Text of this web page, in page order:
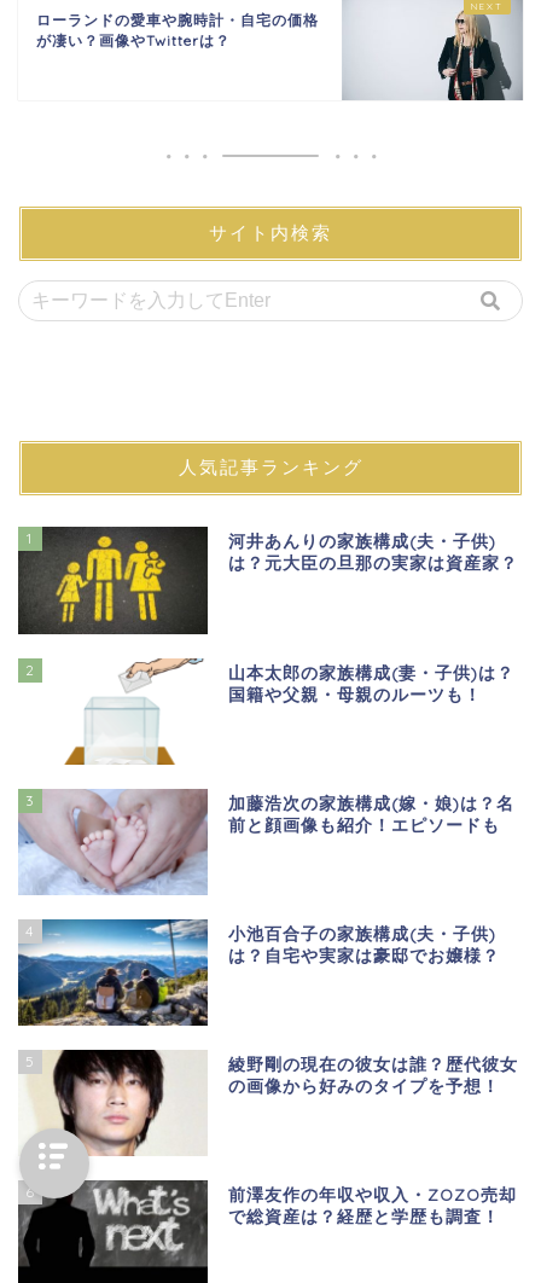
ローランドの愛車や腕時計・自宅の価格
が凄い？画像やTwitterは？
サイト内検索
人気記事ランキング
1
河井あんりの家族構成(夫・子供)
は？元大臣の旦那の実家は資産家？
2
山本太郎の家族構成(妻・子供)は？
国籍や父親・母親のルーツも！
3
加藤浩次の家族構成(嫁・娘)は？名
前と顔画像も紹介！エピソードも
4
小池百合子の家族構成(夫・子供)
は？自宅や実家は豪邸でお嬢様？
5
綾野剛の現在の彼女は誰？歴代彼女
の画像から好みのタイプを予想！
6
前澤友作の年収や収入・ZOZO売却
で総資産は？経歴と学歴も調査！